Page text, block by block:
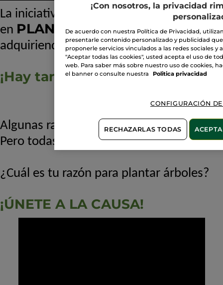
La iniciativa Plantemos por el Planeta se
en PLANT FOR LIFE
adquiriendo un carácter más global
¡Hay tantas razones para
Algunas razones son universales y nos
Pero todas con un objetivo común,
¿Cuál es tu razón para plantar árboles?
¡ÚNETE A LA CAUSA!
¡Con nosotros, la privacidad
De acuerdo con nuestra Política de Privacidad,
presentarle contenido personalizado y publicidad
proponerle servicios vinculados a las redes sociales y
"Aceptar todas las cookies", usted acepta el uso de
web. Para saber más sobre nuestro uso de cookies,
el banner o consulte nuestra
Politica privacidad
CONFIGURACIÓN
RECHAZARLAS TODAS